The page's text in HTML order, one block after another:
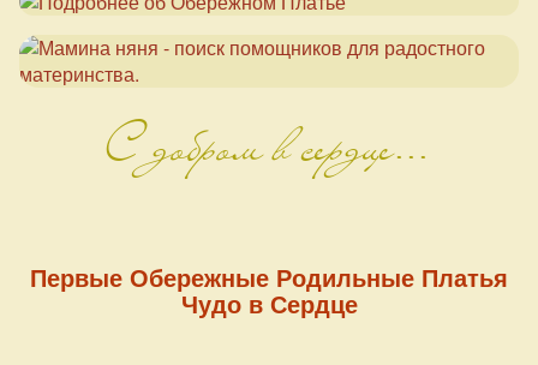
С добром в сердце...
Первые Обережные Родильные Платья
Чудо в Сердце